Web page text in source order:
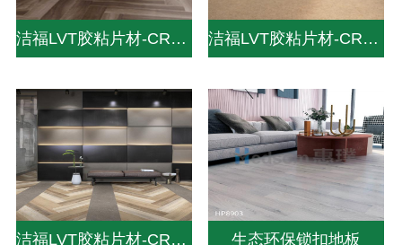
洁福LVT胶粘片材-CREATION 30-DRY BACK 洁福LVT胶粘片材-CREATION 70-DRY BACK
洁福LVT胶粘片材-CREATION 55-DRY BACK 生态环保锁扣地板